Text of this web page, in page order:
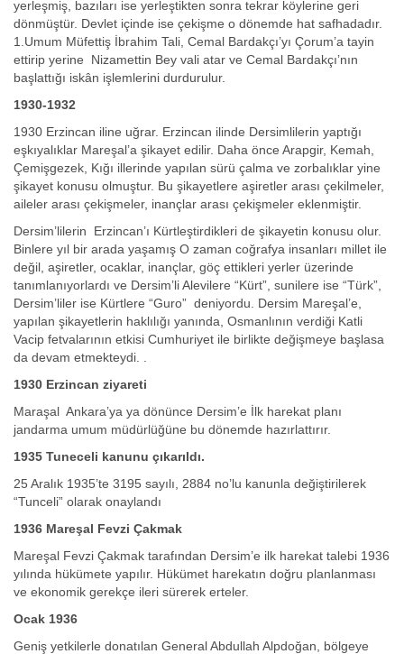
yerleşmiş, bazıları ise yerleştikten sonra tekrar köylerine geri
dönmüştür. Devlet içinde ise çekişme o dönemde hat safhadadır.
1.Umum Müfettiş İbrahim Tali, Cemal Bardakçı’yı Çorum’a tayin
ettirip yerine Nizamettin Bey vali atar ve Cemal Bardakçı’nın
başlattığı iskân işlemlerini durdurulur.
1930-1932
1930 Erzincan iline uğrar. Erzincan ilinde Dersimlilerin yaptığı
eşkıyalıklar Mareşal’a şikayet edilir. Daha önce Arapgir, Kemah,
Çemişgezek, Kığı illerinde yapılan sürü çalma ve zorbalıklar yine
şikayet konusu olmuştur. Bu şikayetlere aşiretler arası çekilmeler,
aileler arası çekişmeler, inançlar arası çekişmeler eklenmiştir.
Dersim’lilerin Erzincan’ı Kürtleştirdikleri de şikayetin konusu olur.
Binlere yıl bir arada yaşamış O zaman coğrafya insanları millet ile
değil, aşiretler, ocaklar, inançlar, göç ettikleri yerler üzerinde
tanımlanıyorlardı ve Dersim’li Alevilere “Kürt”, sunilere ise “Türk”,
Dersim’liler ise Kürtlere “Guro” deniyordu. Dersim Mareşal’e,
yapılan şikayetlerin haklılığı yanında, Osmanlının verdiği Katli
Vacip fetvalarının etkisi Cumhuriyet ile birlikte değişmeye başlasa
da devam etmekteydi. .
1930 Erzincan ziyareti
Maraşal Ankara’ya ya dönünce Dersim’e İlk harekat planı
jandarma umum müdürlüğüne bu dönemde hazırlattırır.
1935 Tuneceli kanunu çıkarıldı.
25 Aralık 1935’te 3195 sayılı, 2884 no’lu kanunla değiştirilerek
“Tunceli” olarak onaylandı
1936 Mareşal Fevzi Çakmak
Mareşal Fevzi Çakmak tarafından Dersim’e ilk harekat talebi 1936
yılında hükümete yapılır. Hükümet harekatın doğru planlanması
ve ekonomik gerekçe ileri sürerek erteler.
Ocak 1936
Geniş yetkilerle donatılan General Abdullah Alpdoğan, bölgeye